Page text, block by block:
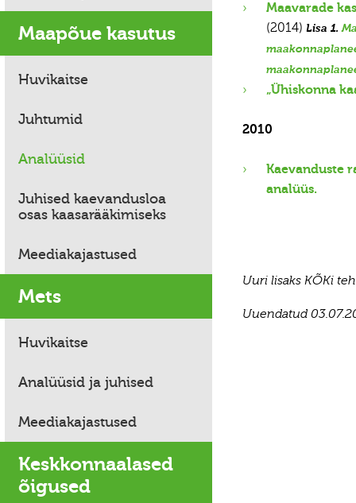
Maapõue kasutus
Huvikaitse
Juhtumid
Analüüsid
Juhised kaevandusloa
osas kaasarääkimiseks
Meediakajastused
Mets
Huvikaitse
Analüüsid ja juhised
Meediakajastused
Keskkonnaalased
õigused
Maavarade
(2014) Lisa 1.
„Ühiskonna
2010
Kaevanduste
analüüs.
Uuri lisaks KÕKi
Uuendatud